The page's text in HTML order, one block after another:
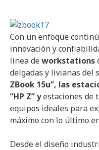
Con un enfoque
innovación y
línea deworkstations
delgadas y livianas del
ZBook 15u”, las
“HP Z” yestaciones de
equipos ideales para
máximo con lo último
Desde el diseño